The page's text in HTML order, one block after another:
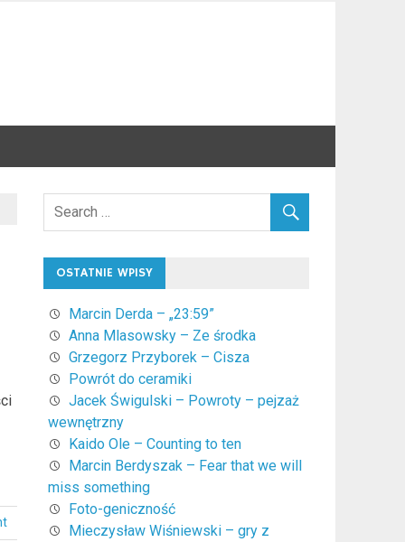
OSTATNIE WPISY
Marcin Derda – „23:59”
Anna Mlasowsky – Ze środka
Grzegorz Przyborek – Cisza
Powrót do ceramiki
Jacek Świgulski – Powroty – pejzaż
wewnętrzny
Kaido Ole – Counting to ten
Marcin Berdyszak – Fear that we will
miss something
Foto-geniczność
Mieczysław Wiśniewski – gry z